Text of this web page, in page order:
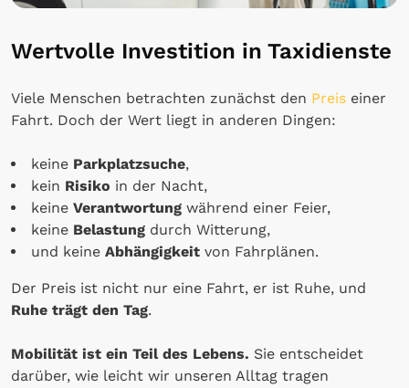
Wertvolle Investition in Taxidienste
Viele Menschen betrachten zunächst den Preis einer
Fahrt. Doch der Wert liegt in anderen Dingen:
keine Parkplatzsuche,
kein Risiko in der Nacht,
keine Verantwortung während einer Feier,
keine Belastung durch Witterung,
und keine Abhängigkeit von Fahrplänen.
Der Preis ist nicht nur eine Fahrt, er ist Ruhe, und
Ruhe trägt den Tag.
Mobilität ist ein Teil des Lebens. Sie entscheidet
darüber, wie leicht wir unseren Alltag tragen